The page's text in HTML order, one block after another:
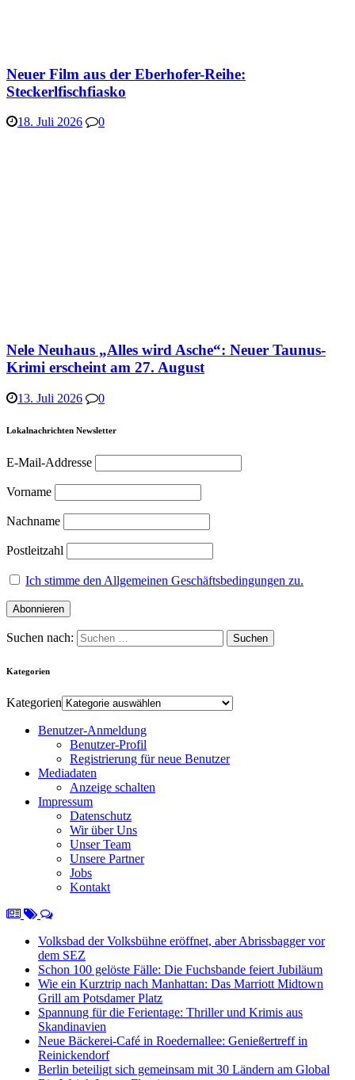
Neuer Film aus der Eberhofer-Reihe:
Steckerlfischfiasko
18. Juli 2026 0
Nele Neuhaus „Alles wird Asche“: Neuer Taunus-
Krimi erscheint am 27. August
13. Juli 2026 0
Lokalnachrichten Newsletter
E-Mail-Addresse
Vorname
Nachname
Postleitzahl
Ich stimme den Allgemeinen Geschäftsbedingungen zu.
Suchen nach:
Kategorien
Kategorien
Benutzer-Anmeldung
Benutzer-Profil
Registrierung für neue Benutzer
Mediadaten
Anzeige schalten
Impressum
Datenschutz
Wir über Uns
Unser Team
Unsere Partner
Jobs
Kontakt
Volksbad der Volksbühne eröffnet, aber Abrissbagger vor
dem SEZ
Schon 100 gelöste Fälle: Die Fuchsbande feiert Jubiläum
Wie ein Kurztrip nach Manhattan: Das Marriott Midtown
Grill am Potsdamer Platz
Spannung für die Ferientage: Thriller und Krimis aus
Skandinavien
Neue Bäckerei-Café in Roedernallee: Genießertreff in
Reinickendorf
Berlin beteiligt sich gemeinsam mit 30 Ländern am Global